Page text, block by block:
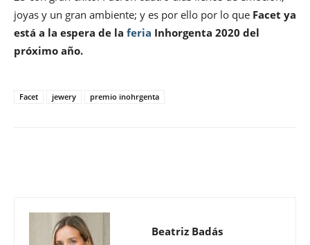
joyas y un gran ambiente; y es por ello por lo que Facet ya
está a la espera de la feria Inhorgenta 2020 del
próximo año.
Facet jewery premio inohrgenta
Beatriz Badás